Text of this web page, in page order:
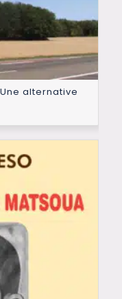
alternative